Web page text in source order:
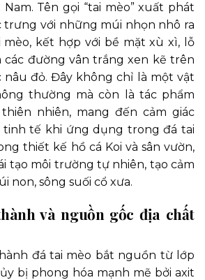
Tên gọi “tai mèo” xuất phát
với những múi nhọn nhô ra
kết hợp với bề mặt xù xì, lỗ
các đường vân trắng xen kẽ trên
nâu đỏ. Đây không chỉ là một vật
thường mà còn là tác phẩm
nhiên, mang đến cảm giác
tinh tế khi ứng dụng trong đá tai
thiết kế hồ cá Koi và sân vườn,
tạo môi trường tự nhiên, tạo cảm
non, sông suối cổ xưa.
và nguồn gốc địa chất
đá tai mèo bắt nguồn từ lớp
bị phong hóa mạnh mẽ bởi axit